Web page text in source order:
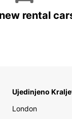
rental
Ujedinjeno
London